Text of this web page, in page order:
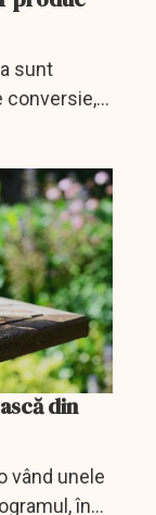
sunt
conversie,
colonii de
din
vând unele
în